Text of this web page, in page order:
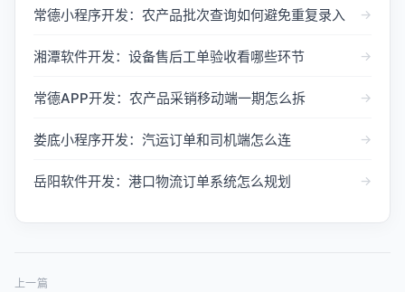
常德小程序开发：农产品批次查询如何避免重复录入 →
湘潭软件开发：设备售后工单验收看哪些环节 →
常德APP开发：农产品采销移动端一期怎么拆 →
娄底小程序开发：汽运订单和司机端怎么连 →
岳阳软件开发：港口物流订单系统怎么规划 →
上一篇